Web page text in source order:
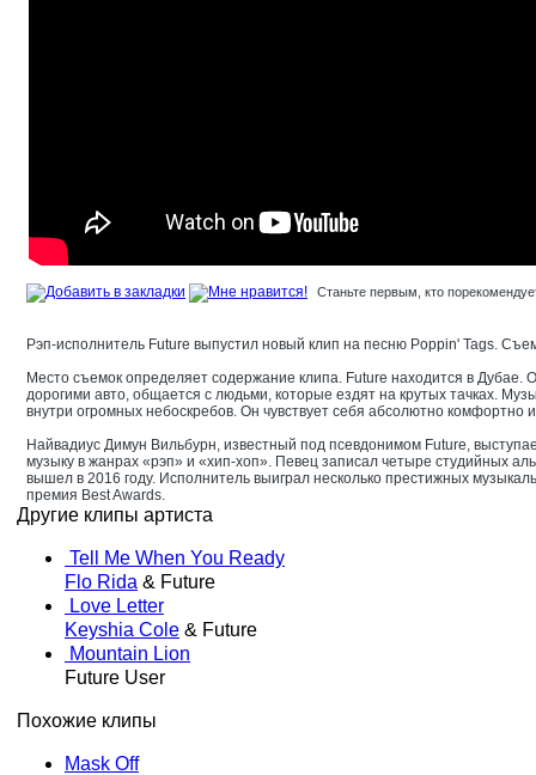
Станьте первым, кто
Рэп-исполнитель Future выпустил новый клип на песню Poppin' Tags.
Место съемок определяет содержание клипа. Future находится в Дубае.
дорогими авто, общается с людьми, которые ездят на крутых тачках.
внутри огромных небоскребов. Он чувствует себя абсолютно комфортно
Найвадиус Димун Вильбурн, известный под псевдонимом Future,
музыку в жанрах «рэп» и «хип-хоп». Певец записал четыре студийных
вышел в 2016 году. Исполнитель выиграл несколько престижных
премия Best Awards.
Другие клипы артиста
Tell Me When You Ready
Flo Rida & Future
Love Letter
Keyshia Cole & Future
Mountain Lion
Future User
Похожие клипы
Mask Off